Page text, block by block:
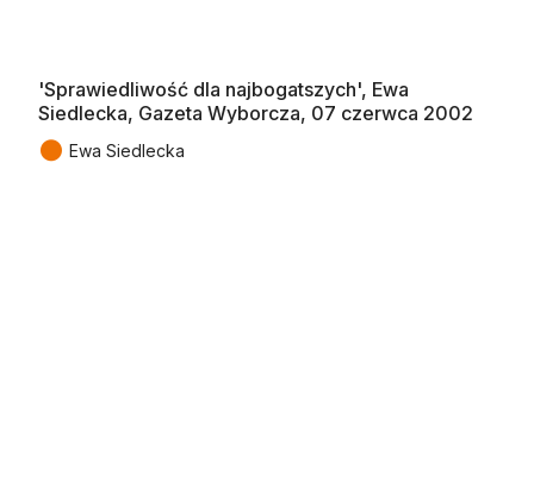
'Sprawiedliwość dla najbogatszych', Ewa
Siedlecka, Gazeta Wyborcza, 07 czerwca 2002
● Ewa Siedlecka